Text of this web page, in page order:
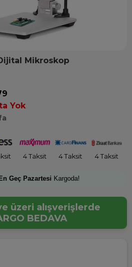
Mikroskop
Yok
4 Taksit 4 Taksit 4 Taksit
Geç Pazartesi Kargoda!
üzeri alışverişlerde
BEDAVA